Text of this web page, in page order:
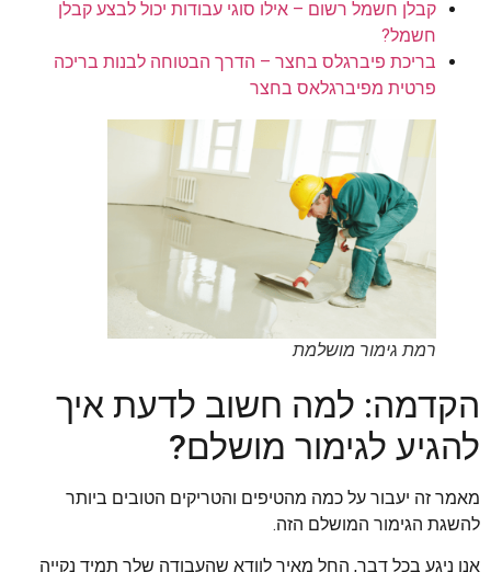
קבלן חשמל רשום – אילו סוגי עבודות יכול לבצע קבלן
חשמל?
בריכת פיברגלס בחצר – הדרך הבטוחה לבנות בריכה
פרטית מפיברגלאס בחצר
רמת גימור מושלמת
הקדמה: למה חשוב לדעת איך
להגיע לגימור מושלם?
מאמר זה יעבור על כמה מהטיפים והטריקים הטובים ביותר
להשגת הגימור המושלם הזה.
אנו ניגע בכל דבר, החל מאיך לוודא שהעבודה שלך תמיד נקייה